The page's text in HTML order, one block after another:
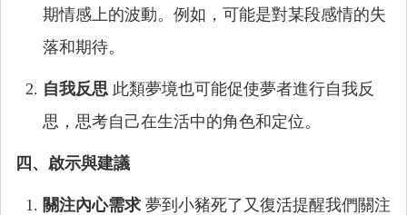
期情感上的波動。例如，可能是對某段感情的失
落和期待。
自我反思 此類夢境也可能促使夢者進行自我反
思，思考自己在生活中的角色和定位。
四、啟示與建議
關注內心需求 夢到小豬死了又復活提醒我們關注